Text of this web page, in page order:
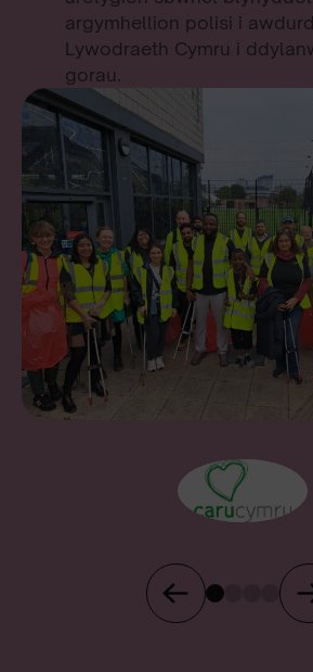
argymhellion polisi i
Lywodraeth Cymru i
gorau.